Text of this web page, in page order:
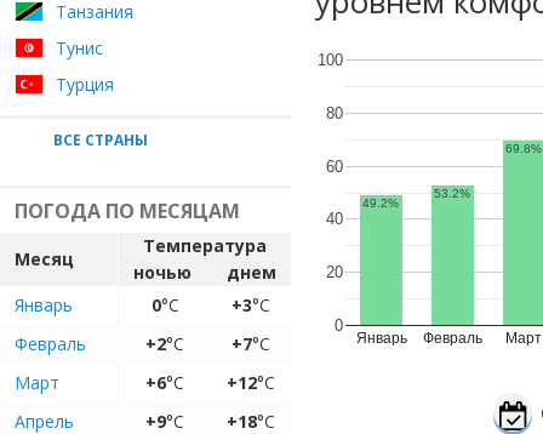
Танзания
Тунис
Турция
ВСЕ СТРАНЫ
ПОГОДА ПО МЕСЯЦАМ
Месяц
Температура
ночью
днем
Январь
0°C +3°C
Февраль
+2°C +7°C
Март
+6°C +12°C
Апрель
+9°C +18°C
Январь Февраль Март
0
20
40
60
80
100
49.2%
53.2%
69.8%